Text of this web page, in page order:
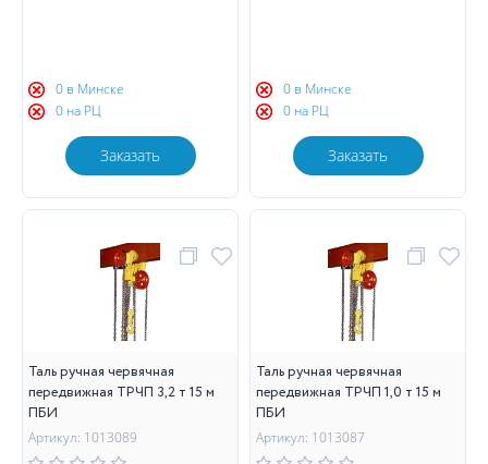
0 в Минске
0 на РЦ
Заказать
0 в Минске
0 на РЦ
Заказать
Таль ручная червячная
передвижная ТРЧП 3,2 т 15 м
ПБИ
Артикул: 1013089
Таль ручная червячная
передвижная ТРЧП 1,0 т 15 м
ПБИ
Артикул: 1013087